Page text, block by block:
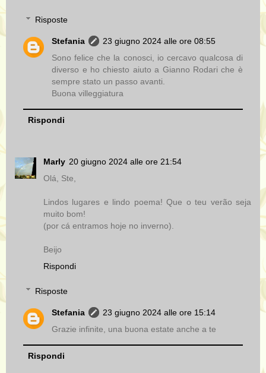
Risposte
Stefania
23 giugno 2024 alle ore 08:55
Sono felice che la conosci, io cercavo qualcosa di
diverso e ho chiesto aiuto a Gianno Rodari che è
sempre stato un passo avanti.
Buona villeggiatura
Rispondi
Marly 20 giugno 2024 alle ore 21:54
Olá, Ste,
Lindos lugares e lindo poema! Que o teu verão seja
muito bom!
(por cá entramos hoje no inverno).
Beijo
Rispondi
Risposte
Stefania
23 giugno 2024 alle ore 15:14
Grazie infinite, una buona estate anche a te
Rispondi